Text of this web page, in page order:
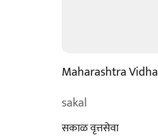
Maharashtra
sakal
सकाळ वृत्तसेवा